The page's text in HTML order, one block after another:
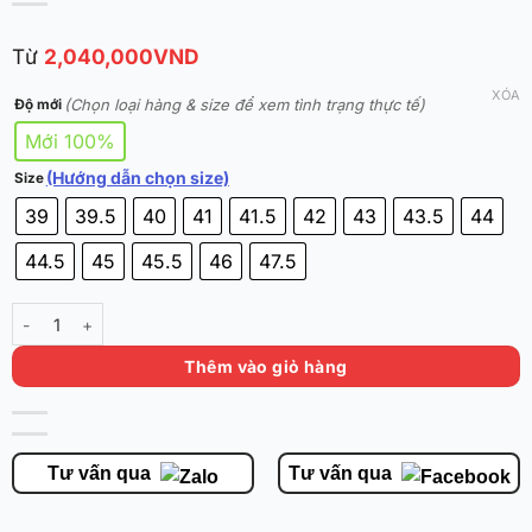
Từ 2,040,000VND
Độ mới (Chọn loại hàng & size để xem tình trạng thực tế)
Mới 100%
Size (Hướng dẫn chọn size)
39 39.5 40 41 41.5 42 43 43.5
44
44.5
45 45.5 46 47.5
XÓA
Li-Ning Wade Dlo 1 'Lavender' ABPV009-8 số lượng
Thêm vào giỏ hàng
Tư vấn qua Tư vấn qua